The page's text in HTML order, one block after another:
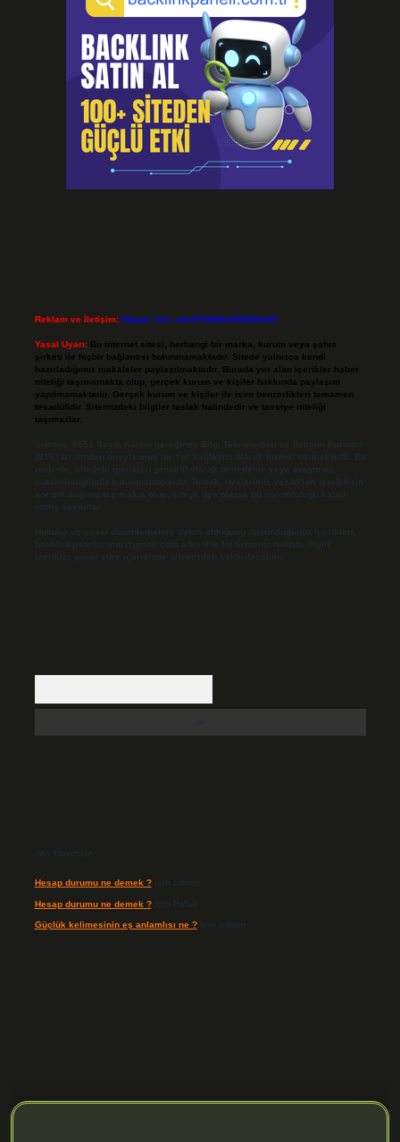
Reklam ve İletişim: Skype: live:.cid.575569c608265c69
Yasal Uyarı: Bu internet sitesi, herhangi bir marka, kurum veya şahıs
şirketi ile hiçbir bağlantısı bulunmamaktadır. Sitede yalnızca kendi
hazırladığımız makaleler paylaşılmaktadır. Burada yer alan içerikler haber
niteliği taşımamakta olup, gerçek kurum ve kişiler hakkında paylaşım
yapılmamaktadır. Gerçek kurum ve kişiler ile isim benzerlikleri tamamen
tesadüfidir. Sitemizdeki bilgiler taslak halindedir ve tavsiye niteliği
taşımazlar.
Sitemiz, 5651 Sayılı Kanun gereğince Bilgi Teknolojileri ve İletişim Kurumu
(BTK) tarafından onaylanmış bir Yer Sağlayıcı olarak hizmet vermektedir. Bu
nedenle, sitedeki içerikleri proaktif olarak denetleme veya araştırma
yükümlülüğümüz bulunmamaktadır. Ancak, üyelerimiz yazdıkları içeriklerin
sorumluluğunu taşımakta olup, siteye üye olarak bu sorumluluğu kabul
etmiş sayılırlar.
Hukuka ve yasal düzenlemelere aykırı olduğunu düşündüğünüz içerikleri,
backlinkpanelicomtr@gmail.com adresine bildirmeniz halinde, ilgili
içerikler yasal süre içerisinde sitemizden kaldırılacaktır.
Son Yorumlar
Hesap durumu ne demek ?için admin
Hesap durumu ne demek ?için Haluk
Güçlük kelimesinin eş anlamlısı ne ?için admin